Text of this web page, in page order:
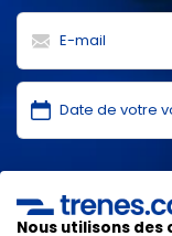
protection des
ONLINE TRAVEL
Nous utilisons des